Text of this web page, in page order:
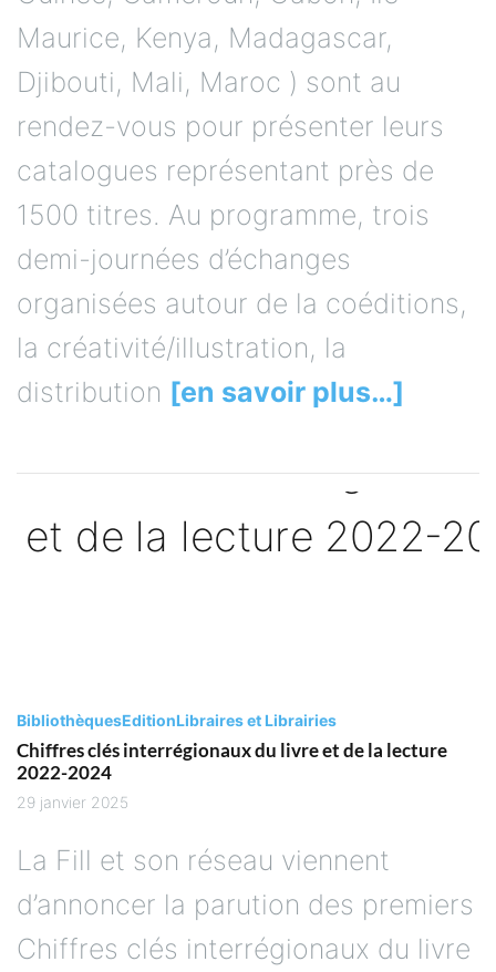
Maurice, Kenya, Madagascar,
Djibouti, Mali, Maroc ) sont au
rendez-vous pour présenter leurs
catalogues représentant près de
1500 titres. Au programme, trois
demi-journées d’échanges
organisées autour de la coéditions,
la créativité/illustration, la
distribution [en savoir plus…]
BibliothèquesEditionLibraires et Librairies
Chiffres clés interrégionaux du livre et de la lecture
2022-2024
29 janvier 2025
La Fill et son réseau viennent
d’annoncer la parution des premiers
Chiffres clés interrégionaux du livre